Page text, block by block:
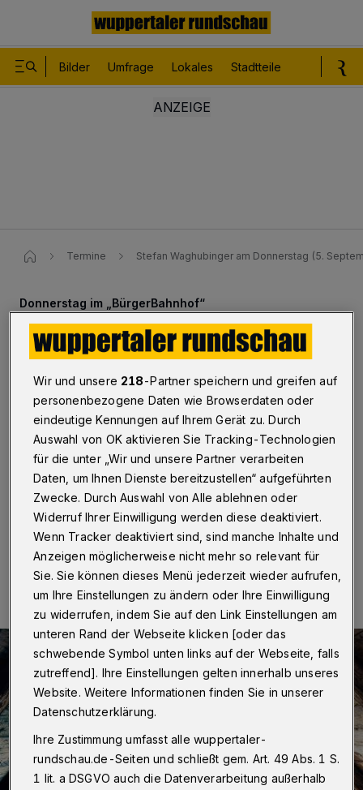
Bilder Umfrage Lokales Stadtteile
Termine Stefan Waghubinger am Donnerstag (5.
Donnerstag im „BürgerBahnhof“
Stefan Waghubinger: Er ist
verdammt gut ...
Wuppertal·In seinem dritten Soloprogramm „Jetzt
hätten die guten Tage kommen können“ hat es Stefan
Waghubinger ganz nach oben geschafft. Auf dem
Dachboden der Garage seiner Eltern sucht er eine leere
Schachtel und findet den, der er mal war, den, der er
mal werden wollte, und den, der er ist.
04.09.2019 , 21:55 Uhr Eine Minute Lesezeit
Wir und unsere 218-Partner speichern und greifen auf
personenbezogene Daten wie Browserdaten oder
eindeutige Kennungen auf Ihrem Gerät zu. Durch
Auswahl von OK aktivieren Sie Tracking-Technologien
für die unter „Wir und unsere Partner verarbeiten
Daten, um Ihnen Dienste bereitzustellen“ aufgeführten
Zwecke. Durch Auswahl von Alle ablehnen oder
Widerruf Ihrer Einwilligung werden diese deaktiviert.
Wenn Tracker deaktiviert sind, sind manche Inhalte und
Anzeigen möglicherweise nicht mehr so relevant für
Sie. Sie können dieses Menü jederzeit wieder aufrufen,
um Ihre Einstellungen zu ändern oder Ihre Einwilligung
zu widerrufen, indem Sie auf den Link Einstellungen am
unteren Rand der Webseite klicken [oder das
schwebende Symbol unten links auf der Webseite, falls
zutreffend]. Ihre Einstellungen gelten innerhalb unseres
Website. Weitere Informationen finden Sie in unserer
Datenschutzerklärung.
Ihre Zustimmung umfasst alle wuppertaler-
rundschau.de-Seiten und schließt gem. Art. 49 Abs. 1 S.
1 lit. a DSGVO auch die Datenverarbeitung außerhalb